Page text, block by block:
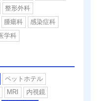
整形外科
腫瘍科
感染症科
学科
ペットホテル
MRI
内視鏡